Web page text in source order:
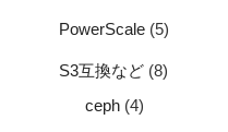
PowerScale (5)
S3互換など (8)
ceph (4)